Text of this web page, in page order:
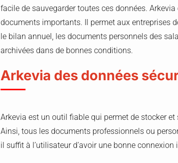
facile de sauvegarder toutes ces données.
documents importants. Il permet aux entreprises
le bilan annuel, les documents personnels des
archivées dans de bonnes conditions.
Arkevia des données
Arkevia est un outil fiable qui permet de stocker
Ainsi, tous les documents professionnels ou
il suffit à l’utilisateur d’avoir une bonne connexion